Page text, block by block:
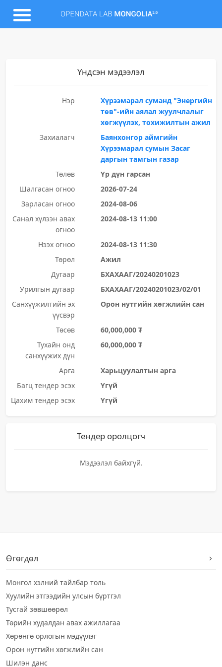
Үндсэн мэдээлэл
Нэр
Хүрээмарал суманд "Энергийн
төв"-ийн аялал жуулчлалыг
хөгжүүлэх, тохижилтын ажил
Захиалагч
Баянхонгор аймгийн
Хүрээмарал сумын Засаг
даргын тамгын газар
Төлөв
Үр дүн гарсан
Шалгасан огноо
2026-07-24
Зарласан огноо
2024-08-06
Санал хүлээн авах
огноо
2024-08-13 11:00
Нээх огноо
2024-08-13 11:30
Төрөл
Ажил
Дугаар
БХАХААГ/20240201023
Урилгын дугаар
БХАХААГ/20240201023/02/01
Санхүүжилтийн эх
үүсвэр
Орон нутгийн хөгжлийн сан
Төсөв
60,000,000 ₮
Тухайн онд
санхүүжих дүн
60,000,000 ₮
Арга
Харьцуулалтын арга
Багц тендер эсэх
Үгүй
Цахим тендер эсэх
Үгүй
Тендер оролцогч
Мэдээлэл байхгүй.
Өгөгдөл
Монгол хэлний тайлбар толь
Хуулийн этгээдийн улсын бүртгэл
Тусгай зөвшөөрөл
Төрийн худалдан авах ажиллагаа
Хөрөнгө орлогын мэдүүлэг
Орон нутгийн хөгжлийн сан
Шилэн данс